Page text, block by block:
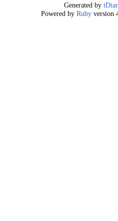
Generated by
Powered by Ruby version